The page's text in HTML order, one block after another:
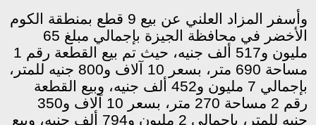
وأسفر المزاد العلني عن بيع 9 قطع بمنطقة الكوم
الأخضر في محافظة الجيزة بإجمالي مبلغ 65
مليون و517 ألف جنيه، حيث تم بيع القطعة رقم 1
مساحة 690 متر، بسعر 10 آلاف و800 جنيه للمتر،
بإجمالي 7 مليون و452 ألف جنيه، وبيع القطعة
رقم 2 مساحة 270 متر، بسعر 10 آلاف و350
جنيه للمتر، بإجمالي 2 مليون و794 ألف جنيه، وبيع